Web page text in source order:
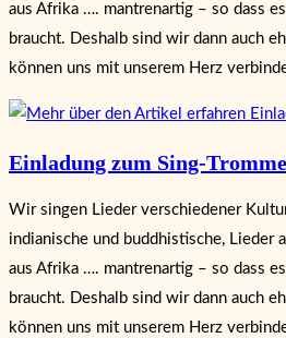
aus Afrika …. mantrenartig – so dass
braucht. Deshalb sind wir dann auch
können uns mit unserem Herz
Einladung zum Sing-
Wir singen Lieder verschiedener
indianische und buddhistische, Lieder
aus Afrika …. mantrenartig – so dass
braucht. Deshalb sind wir dann auch
können uns mit unserem Herz